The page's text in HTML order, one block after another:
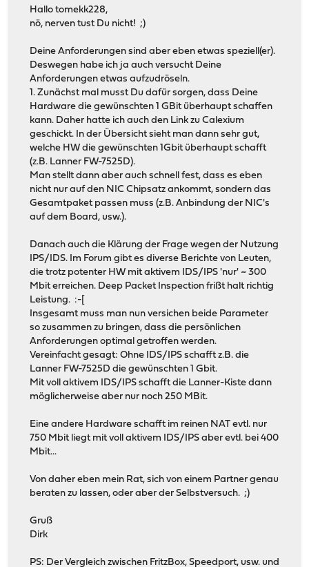
Hallo tomekk228,
nö, nerven tust Du nicht! ;)
Deine Anforderungen sind aber eben etwas speziell(er).
Deswegen habe ich ja auch versucht Deine
Anforderungen etwas aufzudröseln.
1. Zunächst mal musst Du dafür sorgen, dass Deine
Hardware die gewünschten 1 GBit überhaupt schaffen
kann. Daher hatte ich auch den Link zu Calexium
geschickt. In der Übersicht sieht man dann sehr gut,
welche HW die gewünschten 1Gbit überhaupt schafft
(z.B. Lanner FW-7525D).
Man stellt dann aber auch schnell fest, dass es eben
nicht nur auf den NIC Chipsatz ankommt, sondern das
Gesamtpaket passen muss (z.B. Anbindung der NIC's
auf dem Board, usw.).
Danach auch die Klärung der Frage wegen der Nutzung
IPS/IDS. Im Forum gibt es diverse Berichte von Leuten,
die trotz potenter HW mit aktivem IDS/IPS 'nur' ~ 300
Mbit erreichen. Deep Packet Inspection frißt halt richtig
Leistung. :-[
Insgesamt muss man nun versichen beide Parameter
so zusammen zu bringen, dass die persönlichen
Anforderungen optimal getroffen werden.
Vereinfacht gesagt: Ohne IDS/IPS schafft z.B. die
Lanner FW-7525D die gewünschten 1 Gbit.
Mit voll aktivem IDS/IPS schafft die Lanner-Kiste dann
möglicherweise aber nur noch 250 MBit.
Eine andere Hardware schafft im reinen NAT evtl. nur
750 Mbit liegt mit voll aktivem IDS/IPS aber evtl. bei 400
Mbit...
Von daher eben mein Rat, sich von einem Partner genau
beraten zu lassen, oder aber der Selbstversuch. ;)
Gruß
Dirk
PS: Der Vergleich zwischen FritzBox, Speedport, usw. und